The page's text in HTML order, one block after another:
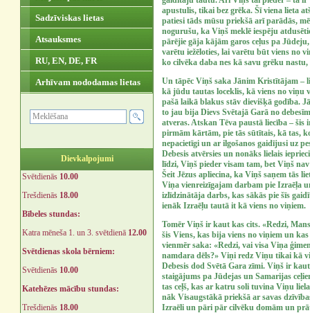
Sadzīviskas lietas
Atsauksmes
RU, EN, DE, FR
Arhīvam nododamas lietas
Dievkalpojumi
Svētdienās 10.00
Trešdienās 18.00
Bībeles stundas:
Katra mēneša 1. un 3. svētdienā 12.00
Svētdienas skola bērniem:
Svētdienās 10.00
Katehēzes mācību stundas:
Trešdienās 18.00
apustulis, tikai bez grēka. Šī viena lieta
patiesi tāds mūsu priekšā arī parādās,
nogurušu, ka Viņš meklē iespēju
pārējie gāja kājām garos ceļus pa
varētu iežēloties, lai varētu būt viens no
ko cilvēka daba nes kā savu grēku
Un tāpēc Viņš saka Jānim Kristītājam –
kā jūdu tautas loceklis, kā viens no viņu
pašā laikā blakus stāv dievišķā godība.
to jau bija Dievs Svētajā Garā no
atveras. Atskan Tēva paustā liecība –
pirmām kārtām, pie tās sūtītais, kā tas,
nepacietīgi un ar ilgošanos gaidījusi uz
Debesis atvērsies un nonāks lielais
līdzi, Viņš pieder visam tam, bet Viņš
Šeit Jēzus apliecina, ka Viņš saņem tās
Viņa vienreizīgajam darbam pie Izraēļa
izlīdzinātāja darbs, kas sākās pie šīs
ienāk Izraēļu tautā it kā viens no viņiem.
Tomēr Viņš ir kaut kas cits. «Redzi,
šis Viens, kas bija viens no viņiem un
vienmēr saka: «Redzi, vai visa Viņa
namdara dēls?» Viņi redz Viņu tikai kā
Debesis dod Svētā Gara zīmi. Viņš ir
staigājums pa Jūdejas un Samarijas
tas ceļš, kas ar katru soli tuvina Viņu
nāk Visaugstākā priekšā ar savas
Izraēli un pāri pār cilvēku domām un